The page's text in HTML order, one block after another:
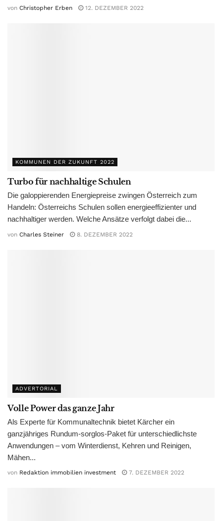
von Christopher Erben 12. DEZEMBER 2022
KOMMUNEN DER ZUKUNFT 2022
Turbo für nachhaltige Schulen
Die galoppierenden Energiepreise zwingen Österreich zum
Handeln: Österreichs Schulen sollen energieeffizienter und
nachhaltiger werden. Welche Ansätze verfolgt dabei die...
von Charles Steiner 8. DEZEMBER 2022
ADVERTORIAL
Volle Power das ganze Jahr
Als Experte für Kommunaltechnik bietet Kärcher ein
ganzjähriges Rundum-sorglos-Paket für unterschiedlichste
Anwendungen – vom Winterdienst, Kehren und Reinigen,
Mähen...
von Redaktion immobilien investment 7. DEZEMBER 2022